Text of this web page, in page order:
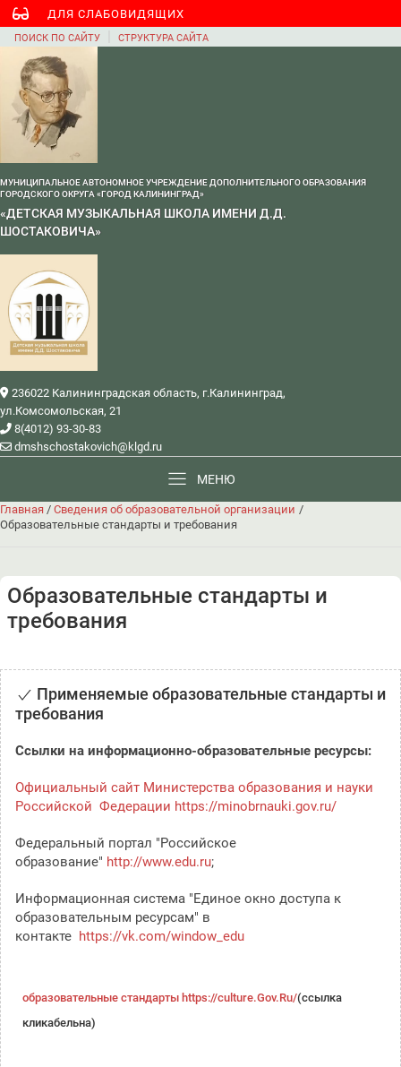
ПОИСК ПО САЙТУ СТРУКТУРА САЙТА
ДЛЯ СЛАБОВИДЯЩИХ
МУНИЦИПАЛЬНОЕ АВТОНОМНОЕ УЧРЕЖДЕНИЕ ДОПОЛНИТЕЛЬНОГО ОБРАЗОВАНИЯ
ГОРОДСКОГО ОКРУГА «ГОРОД КАЛИНИНГРАД»
«ДЕТСКАЯ МУЗЫКАЛЬНАЯ ШКОЛА ИМЕНИ Д.Д.
ШОСТАКОВИЧА»
236022 Калининградская область, г.Калининград,
ул.Комсомольская, 21
8(4012) 93-30-83
dmshschostakovich@klgd.ru
МЕНЮ
Главная / Сведения об образовательной организации /
Образовательные стандарты и требования
Образовательные стандарты и
требования
Применяемые образовательные стандарты и
требования
Ссылки на информационно-образовательные ресурсы:
Официальный сайт Министерства образования и науки
Российской Федерации https://minobrnauki.gov.ru/
Федеральный портал "Российское
образование" http://www.edu.ru;
Информационная система "Единое окно доступа к
образовательным ресурсам" в
контакте https://vk.com/window_edu
образовательные стандарты https://culture.Gov.Ru/(ссылка
кликабельна)